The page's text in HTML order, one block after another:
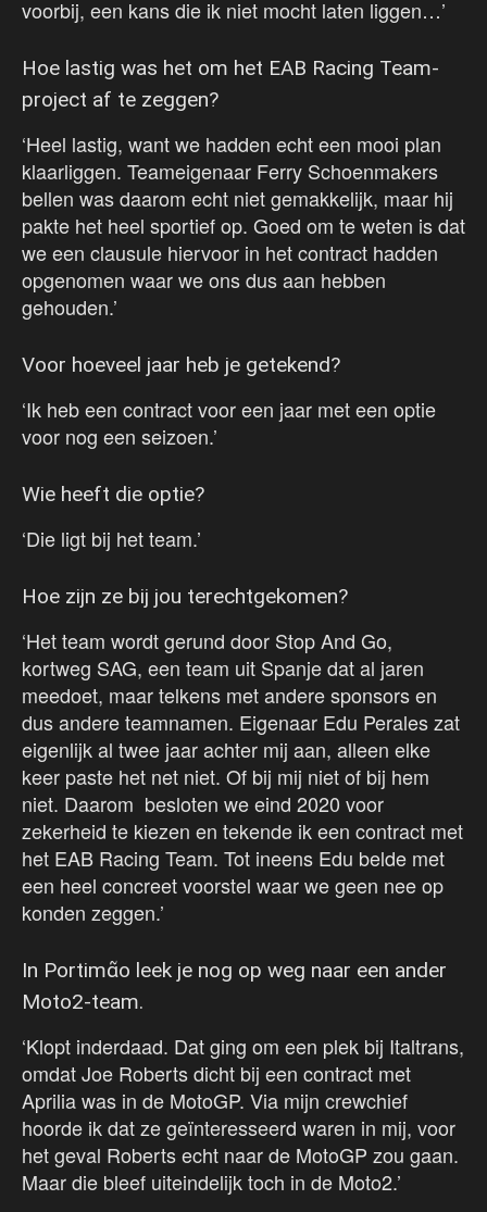
voorbij, een kans die ik niet mocht laten liggen…’
Hoe lastig was het om het EAB Racing Team-
project af te zeggen?
‘Heel lastig, want we hadden echt een mooi plan
klaarliggen. Teameigenaar Ferry Schoenmakers
bellen was daarom echt niet gemakkelijk, maar hij
pakte het heel sportief op. Goed om te weten is dat
we een clausule hiervoor in het contract hadden
opgenomen waar we ons dus aan hebben
gehouden.’
Voor hoeveel jaar heb je getekend?
‘Ik heb een contract voor een jaar met een optie
voor nog een seizoen.’
Wie heeft die optie?
‘Die ligt bij het team.’
Hoe zijn ze bij jou terechtgekomen?
‘Het team wordt gerund door Stop And Go,
kortweg SAG, een team uit Spanje dat al jaren
meedoet, maar telkens met andere sponsors en
dus andere teamnamen. Eigenaar Edu Perales zat
eigenlijk al twee jaar achter mij aan, alleen elke
keer paste het net niet. Of bij mij niet of bij hem
niet. Daarom besloten we eind 2020 voor
zekerheid te kiezen en tekende ik een contract met
het EAB Racing Team. Tot ineens Edu belde met
een heel concreet voorstel waar we geen nee op
konden zeggen.’
In Portimᾶo leek je nog op weg naar een ander
Moto2-team.
‘Klopt inderdaad. Dat ging om een plek bij Italtrans,
omdat Joe Roberts dicht bij een contract met
Aprilia was in de MotoGP. Via mijn crewchief
hoorde ik dat ze geïnteresseerd waren in mij, voor
het geval Roberts echt naar de MotoGP zou gaan.
Maar die bleef uiteindelijk toch in de Moto2.’